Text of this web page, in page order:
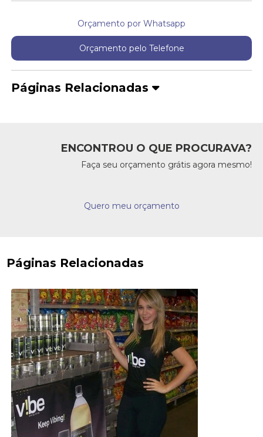
Orçamento por Whatsapp
Orçamento pelo Telefone
Páginas Relacionadas
ENCONTROU O QUE PROCURAVA?
Faça seu orçamento grátis agora mesmo!
Quero meu orçamento
Páginas Relacionadas